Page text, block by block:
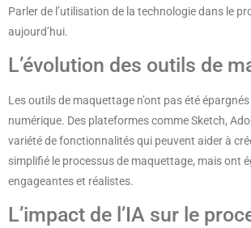
Parler de l’utilisation de la technologie dans le
aujourd’hui.
L’évolution des outils de
Les outils de maquettage n’ont pas été
numérique. Des plateformes comme Sketch,
variété de fonctionnalités qui peuvent aider à
simplifié le processus de maquettage, mais ont
engageantes et réalistes.
L’impact de l’IA sur le